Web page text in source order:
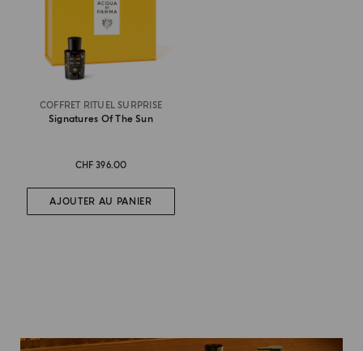
COFFRET RITUEL SURPRISE
Signatures Of The Sun
CHF 396.00
AJOUTER AU PANIER